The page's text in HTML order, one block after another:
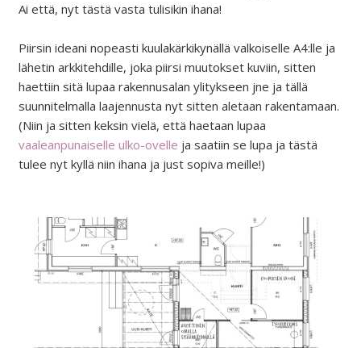
Ai että, nyt tästä vasta tulisikin ihana!
Piirsin ideani nopeasti kuulakärkikynällä valkoiselle A4:lle ja
lähetin arkkitehdille, joka piirsi muutokset kuviin, sitten
haettiin sitä lupaa rakennusalan ylitykseen jne ja tällä
suunnitelmalla laajennusta nyt sitten aletaan rakentamaan.
(Niin ja sitten keksin vielä, että haetaan lupaa
vaaleanpunaiselle ulko-ovelle ja saatiin se lupa ja tästä
tulee nyt kyllä niin ihana ja just sopiva meille!)